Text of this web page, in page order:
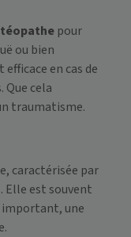
pour
ou bien
efficace en cas de
Que cela
traumatisme.
caractérisée par
Elle est souvent
important, une